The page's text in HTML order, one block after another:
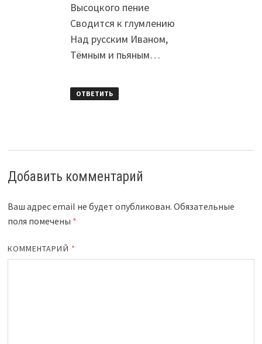
Высоцкого пение
Сводится к глумлению
Над русским Иваном,
Тёмным и пьяным…
ОТВЕТИТЬ
Добавить комментарий
Ваш адрес email не будет опубликован. Обязательные
поля помечены *
КОММЕНТАРИЙ *